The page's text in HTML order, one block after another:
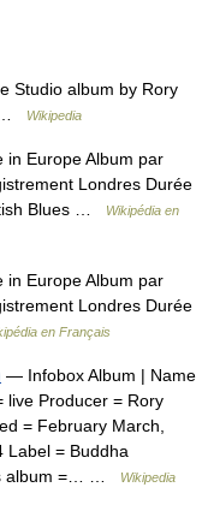
Studio album by Rory
…
Wikipedia
Europe Album par
Londres Durée
Blues …
Wikipédia en
Europe Album par
Londres Durée
en Français
— Infobox Album | Name
live Producer = Rory
= February March,
Label = Buddha
album =… …
Wikipedia